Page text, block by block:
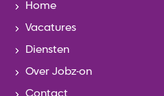
Home
Vacatures
Diensten
Over Jobz-on